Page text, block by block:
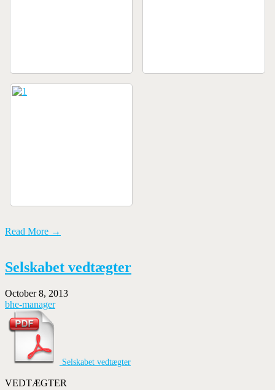
Read More →
Selskabet vedtægter
October 8, 2013
bhe-manager
Selskabet vedtægter
VEDTÆGTER